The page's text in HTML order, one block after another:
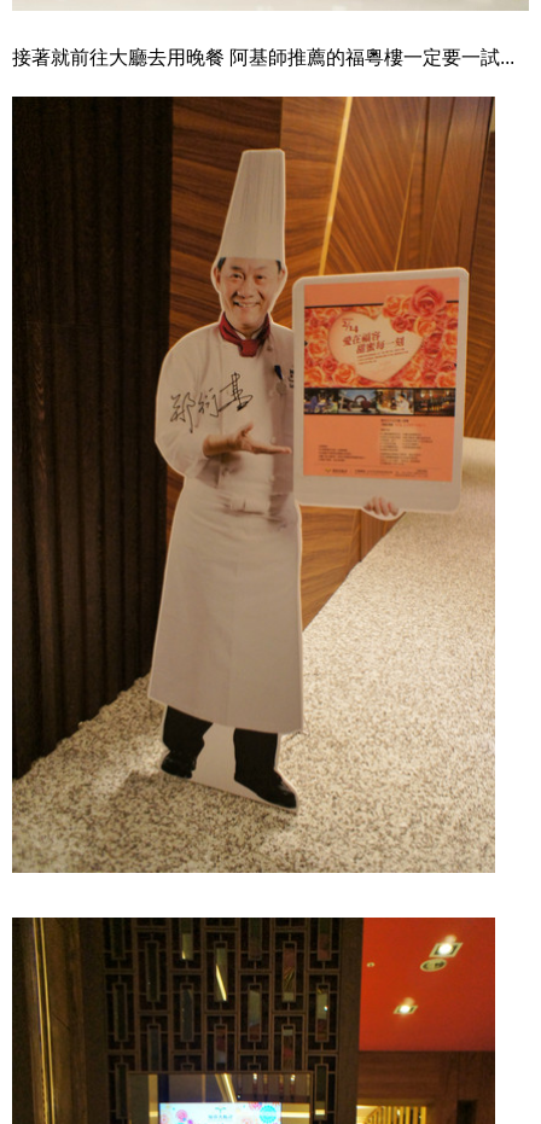
接著就前往大廳去用晚餐 阿基師推薦的福粵樓一定要一試...